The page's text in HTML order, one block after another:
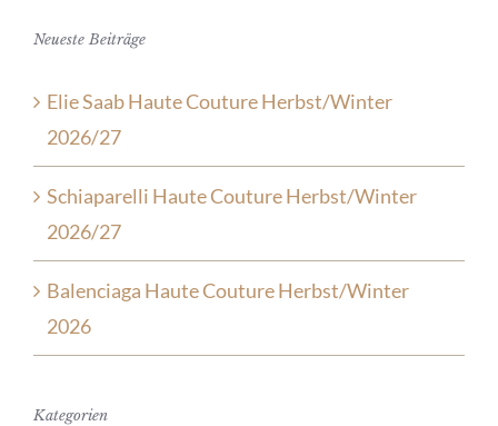
Neueste Beiträge
Elie Saab Haute Couture Herbst/Winter
2026/27
Schiaparelli Haute Couture Herbst/Winter
2026/27
Balenciaga Haute Couture Herbst/Winter
2026
Kategorien